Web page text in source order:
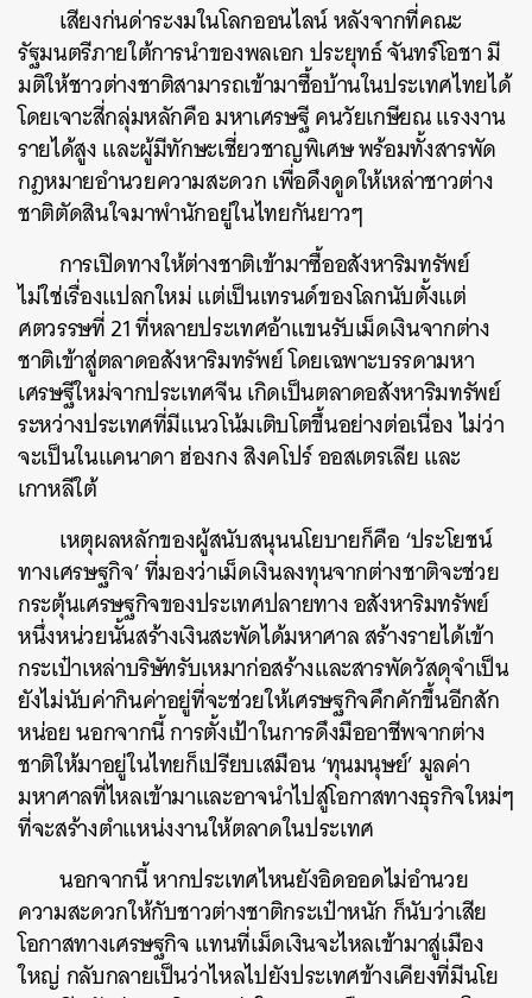
เสียงก่นด่าระงมในโลกออนไลน์ หลังจากที่คณะ
รัฐมนตรีภายใต้การนำของพลเอก ประยุทธ์ จันทร์โอชา มี
มติให้ชาวต่างชาติสามารถเข้ามาซื้อบ้านในประเทศไทยได้
โดยเจาะสี่กลุ่มหลักคือ มหาเศรษฐี คนวัยเกษียณ แรงงาน
รายได้สูง และผู้มีทักษะเชี่ยวชาญพิเศษ พร้อมทั้งสารพัด
กฎหมายอำนวยความสะดวก เพื่อดึงดูดให้เหล่าชาวต่าง
ชาติตัดสินใจมาพำนักอยู่ในไทยกันยาวๆ
การเปิดทางให้ต่างชาติเข้ามาซื้ออสังหาริมทรัพย์
ไม่ใช่เรื่องแปลกใหม่ แต่เป็นเทรนด์ของโลกนับตั้งแต่
ศตวรรษที่ 21 ที่หลายประเทศอ้าแขนรับเม็ดเงินจากต่าง
ชาติเข้าสู่ตลาดอสังหาริมทรัพย์ โดยเฉพาะบรรดามหา
เศรษฐีใหม่จากประเทศจีน เกิดเป็นตลาดอสังหาริมทรัพย์
ระหว่างประเทศที่มีแนวโน้มเติบโตขึ้นอย่างต่อเนื่อง ไม่ว่า
จะเป็นในแคนาดา ฮ่องกง สิงคโปร์ ออสเตรเลีย และ
เกาหลีใต้
เหตุผลหลักของผู้สนับสนุนนโยบายก็คือ ‘ประโยชน์
ทางเศรษฐกิจ’ ที่มองว่าเม็ดเงินลงทุนจากต่างชาติจะช่วย
กระตุ้นเศรษฐกิจของประเทศปลายทาง อสังหาริมทรัพย์
หนึ่งหน่วยนั้นสร้างเงินสะพัดได้มหาศาล สร้างรายได้เข้า
กระเป๋าเหล่าบริษัทรับเหมาก่อสร้างและสารพัดวัสดุจำเป็น
ยังไม่นับค่ากินค่าอยู่ที่จะช่วยให้เศรษฐกิจคึกคักขึ้นอีกสัก
หน่อย นอกจากนี้ การตั้งเป้าในการดึงมืออาชีพจากต่าง
ชาติให้มาอยู่ในไทยก็เปรียบเสมือน ‘ทุนมนุษย์’ มูลค่า
มหาศาลที่ไหลเข้ามาและอาจนำไปสู่โอกาสทางธุรกิจใหม่ๆ
ที่จะสร้างตำแหน่งงานให้ตลาดในประเทศ
นอกจากนี้ หากประเทศไหนยังอิดออดไม่อำนวย
ความสะดวกให้กับชาวต่างชาติกระเป๋าหนัก ก็นับว่าเสีย
โอกาสทางเศรษฐกิจ แทนที่เม็ดเงินจะไหลเข้ามาสู่เมือง
ใหญ่ กลับกลายเป็นว่าไหลไปยังประเทศข้างเคียงที่มีนโย